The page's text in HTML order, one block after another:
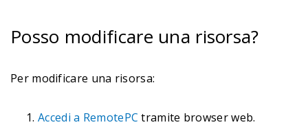
Posso modificare una risorsa?
Per modificare una risorsa:
Accedi a RemotePC tramite browser web.